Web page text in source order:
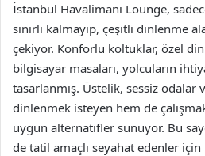
İstanbul Havalimanı Lounge,
sınırlı kalmayıp, çeşitli dinlenme
çekiyor. Konforlu koltuklar, özel
bilgisayar masaları, yolcuların
tasarlanmış. Üstelik, sessiz odalar
dinlenmek isteyen hem de
uygun alternatifler sunuyor. Bu
de tatil amaçlı seyahat edenler